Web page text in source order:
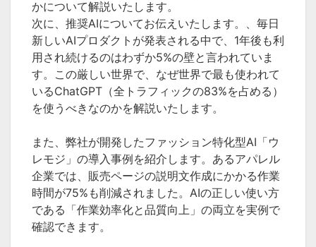
かについて解説いたします。
次に、推奨AIについてお伝えいたします。、毎日
新しいAIプロダクトが発表される中で、1年後も利
用され続けるのはわずか5%の壁と言われていま
す。この厳しい世界で、なぜ世界で最も使われて
いるChatGPT（全トラフィックの83%を占める）
を使うべきなのかを解説いたします。
また、弊社が開発したファッション特化型AI「ウ
レモジ」の導入事例を紹介します。あるアパレル
企業では、販売ページの説明文作成にかかる作業
時間が75%も削減されました。AIの正しい使い方
である「作業効率化と品質向上」の両立を実例で
確認できます。